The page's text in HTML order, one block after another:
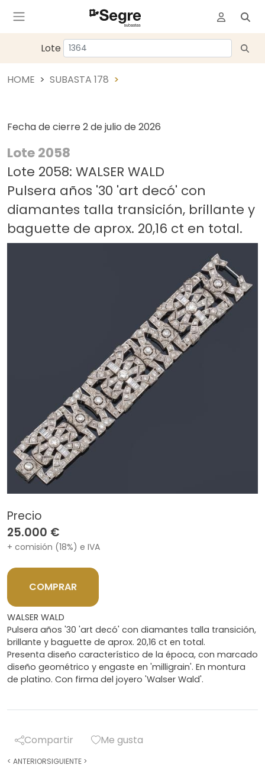
Lote
HOME SUBASTA 178
Fecha de cierre 2 de julio de 2026
Lote 2058
Lote 2058: WALSER WALD
Pulsera años '30 'art decó' con
diamantes talla transición, brillante y
baguette de aprox. 20,16 ct en total.
Precio
25.000 €
+ comisión (18%) e IVA
COMPRAR
WALSER WALD
Pulsera años '30 'art decó' con diamantes talla transición,
brillante y baguette de aprox. 20,16 ct en total.
Presenta diseño característico de la época, con marcado
diseño geométrico y engaste en 'milligrain'. En montura
de platino. Con firma del joyero 'Walser Wald'.
Compartir Me gusta
< ANTERIORSIGUIENTE >